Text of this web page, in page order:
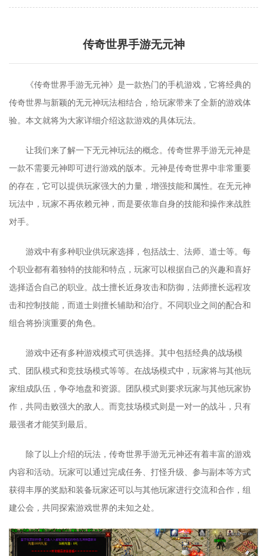
传奇世界手游无元神
《传奇世界手游无元神》是一款热门的手机游戏，它将经典的
传奇世界与新颖的无元神玩法相结合，给玩家带来了全新的游戏体
验。本文就将为大家详细介绍这款游戏的具体玩法。
让我们来了解一下无元神玩法的概念。传奇世界手游无元神是
一款不需要元神即可进行游戏的版本。元神是传奇世界中非常重要
的存在，它可以提供玩家强大的力量，增强技能和属性。在无元神
玩法中，玩家不再依赖元神，而是要依靠自身的技能和操作来战胜
对手。
游戏中有多种职业供玩家选择，包括战士、法师、道士等。每
个职业都有着独特的技能和特点，玩家可以根据自己的兴趣和喜好
选择适合自己的职业。战士擅长近身攻击和防御，法师擅长远程攻
击和控制技能，而道士则擅长辅助和治疗。不同职业之间的配合和
组合将扮演重要的角色。
游戏中还有多种游戏模式可供选择。其中包括经典的战场模
式、团队模式和竞技场模式等等。在战场模式中，玩家将与其他玩
家组成队伍，争夺地盘和资源。团队模式则要求玩家与其他玩家协
作，共同击败强大的敌人。而竞技场模式则是一对一的战斗，只有
最强者才能笑到最后。
除了以上介绍的玩法，传奇世界手游无元神还有着丰富的游戏
内容和活动。玩家可以通过完成任务、打怪升级、参与副本等方式
获得丰厚的奖励和装备玩家还可以与其他玩家进行交流和合作，组
建公会，共同探索游戏世界的未知之处。